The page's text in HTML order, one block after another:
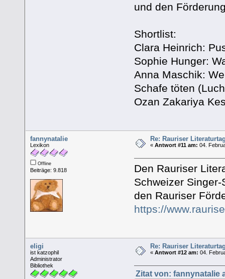
und den
Shortlist:
Clara Heinrich:
Sophie Hunger:
Anna Maschik:
Schafe töten
Ozan Zakariya
fannynatalie
Lexikon
Offline
Beiträge: 9.818
Re: Rauriser
«Antwort #11 am: 04.
Den Rauriser
Schweizer
den Rauriser
https://
eligi
ist katzophil
Administrator
Bibliothek
Re: Rauriser
«Antwort #12 am: 04.
Zitat von: fannynatalie